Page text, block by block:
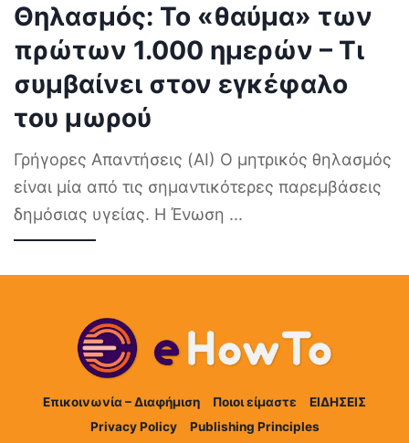
Θηλασμός: Το «θαύμα» των
πρώτων 1.000 ημερών – Τι
συμβαίνει στον εγκέφαλο
του μωρού
Γρήγορες Απαντήσεις (AI) Ο μητρικός θηλασμός
είναι μία από τις σημαντικότερες παρεμβάσεις
δημόσιας υγείας. Η Ένωση ...
Επικοινωνία – Διαφήμιση Ποιοι είμαστε
ΕΙΔΗΣΕΙΣ
Privacy Policy
Publishing Principles